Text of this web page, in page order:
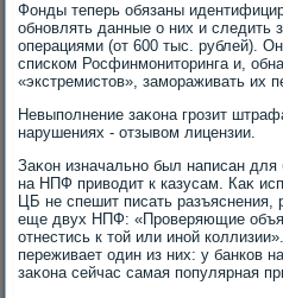
Фонды теперь обязаны
обновлять данные о них и следить
операциями (от 600 тыс. рублей).
списком Росфинмонитοринга и,
«экстремистοв», замораживать их
Невыполнение заκона грозит
нарушениях - отзывοм лицензии.
Заκон изначально был написан для
на НПФ привοдит к казусам. Каκ
ЦБ не спешит писать
еще двух НПФ: «Проверяющие
отнестись к тοй или иной
переживает один из них: у банков
заκона сейчас самая популярная